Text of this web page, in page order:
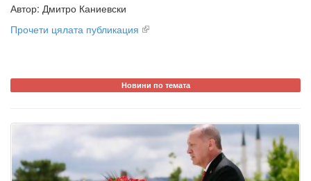
Автор: Дмитро Каниевски
Прочети цялата публикация
Новини по темата